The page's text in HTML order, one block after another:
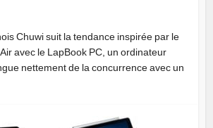
Chuwi suit la tendance inspirée par le
avec le LapBook PC, un ordinateur
nettement de la concurrence avec un